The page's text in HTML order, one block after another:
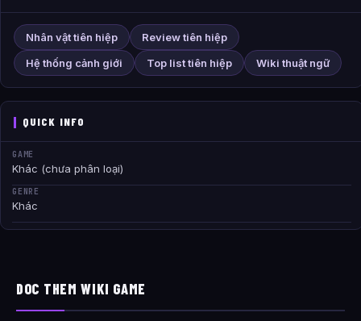
Nhân vật tiên hiệp
Review tiên hiệp
Hệ thống cảnh giới
Top list tiên hiệp Wiki thuật ngữ
QUICK INFO
GAME
Khác (chưa phân loại)
GENRE
Khác
DOC THEM WIKI GAME